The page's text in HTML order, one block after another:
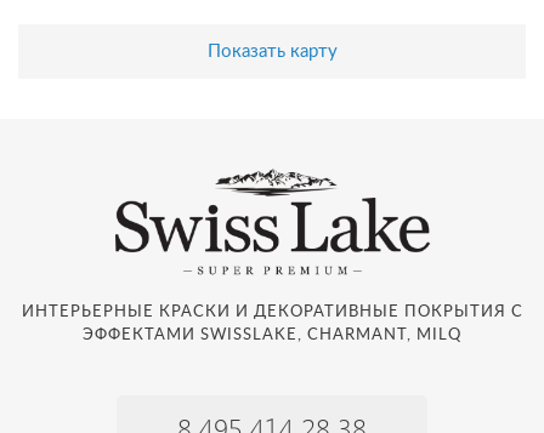
Показать карту
ИНТЕРЬЕРНЫЕ КРАСКИ И ДЕКОРАТИВНЫЕ ПОКРЫТИЯ С
ЭФФЕКТАМИ SWISSLAKE, CHARMANT, MILQ